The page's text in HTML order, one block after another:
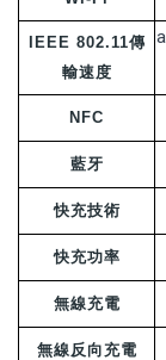
IEEE 802.11傳
輸速度
NFC
藍牙
快充技術
快充功率
無線充電
無線反向充電